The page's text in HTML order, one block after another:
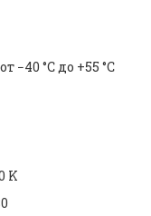
от −40 °C до +55 °C
K